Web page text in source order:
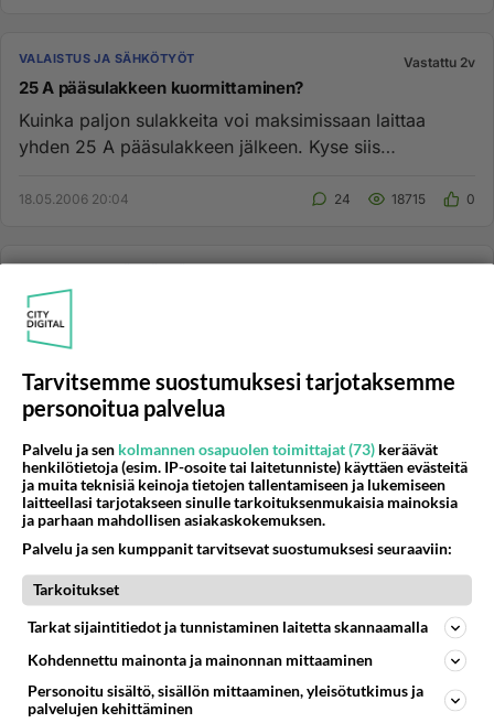
VALAISTUS JA SÄHKÖTYÖT Vastattu 2v
25 A pääsulakkeen kuormittaminen?
Kuinka paljon sulakkeita voi maksimissaan laittaa
yhden 25 A pääsulakkeen jälkeen. Kyse siis
18.05.2006 20:04 24 18715 0
Onko turvallista korjata ledi lampoujja
Katselin you tubesta kuinka palaut ledi korjataan
ledilqmpouja ...
09.02.2023 16:55
VALAISTUS JA SÄHKÖTYÖT Vastattu 2v
Sainko sähköiskun?
Tiskikone meni tilttiin. Poistopumppu pyöri vaikka otti
virrat pois ja avasi luukun. Menin irrottamaan
tiskikaapista töp...
28.08.2023 19:54 53 1408
VALAISTUS JA SÄHKÖTYÖT Vastattu 2v
Tarvitsemme suostumuksesi tarjotaksemme
personoitua palvelua
Palvelu ja sen kolmannen osapuolen toimittajat (73) keräävät
henkilötietoja (esim. IP-osoite tai laitetunniste) käyttäen evästeitä
ja muita teknisiä keinoja tietojen tallentamiseen ja lukemiseen
laitteellasi tarjotakseen sinulle tarkoituksenmukaisia mainoksia
ja parhaan mahdollisen asiakaskokemuksen.
Palvelu ja sen kumppanit tarvitsevat suostumuksesi seuraaviin:
Tarkoitukset
Tarkat sijaintitiedot ja tunnistaminen laitetta skannaamalla
Kohdennettu mainonta ja mainonnan mittaaminen
Personoitu sisältö, sisällön mittaaminen, yleisötutkimus ja
palvelujen kehittäminen